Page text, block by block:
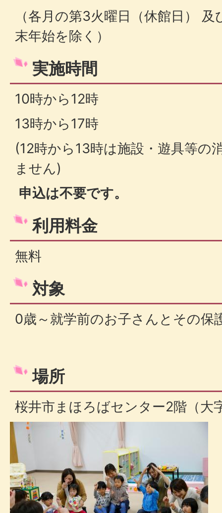
（各月の第3火曜日（休館日）
末年始を除く）
実施時間
10時から12時
13時から17時
(12時から13時は施設・遊具等の
ません)
申込は不要です。
利用料金
無料
対象
0歳～就学前のお子さんとその保
場所
桜井市まほろばセンター2階（大